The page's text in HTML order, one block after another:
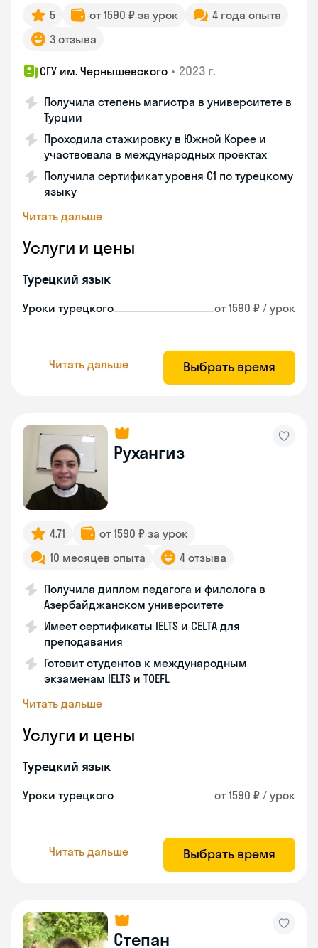
5 от 1590 ₽ за урок
4 года опыта
3 отзыва
СГУ им. Чернышевского • 2023 г.
Получила степень магистра в университете в
Турции
Проходила стажировку в Южной Корее и
участвовала в международных проектах
Получила сертификат уровня C1 по турецкому
языку
Читать дальше
Услуги и цены
Турецкий язык
Уроки турецкого от 1590 ₽ / урок
Читать дальше Выбрать время
Рухангиз
4.71
от 1590 ₽ за урок
10 месяцев опыта
4 отзыва
Получила диплом педагога и филолога в
Азербайджанском университете
Имеет сертификаты IELTS и CELTA для
преподавания
Готовит студентов к международным
экзаменам IELTS и TOEFL
Читать дальше
Услуги и цены
Турецкий язык
Уроки турецкого от 1590 ₽ / урок
Читать дальше Выбрать время
Степан